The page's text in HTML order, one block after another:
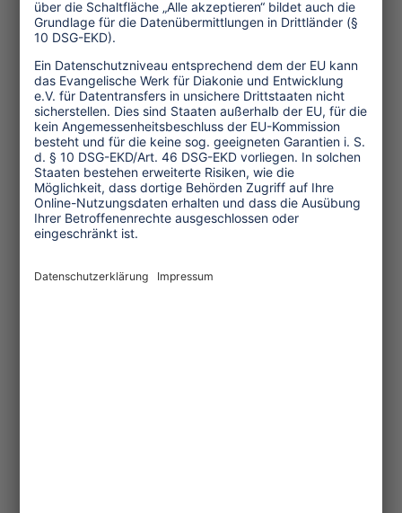
Themen
Tourismuspolitik
Kultur und Religion
Umwelt und Klima
Wirtschaft